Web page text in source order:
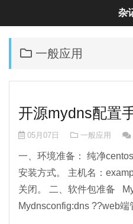
一般应用
开源mydns配置
05月07日 一般应用
一、环境准备： 纯净
安装方式。 主机名：
关闭。 二、软件包准备
Mydnsconfig:dns ??web端
杂